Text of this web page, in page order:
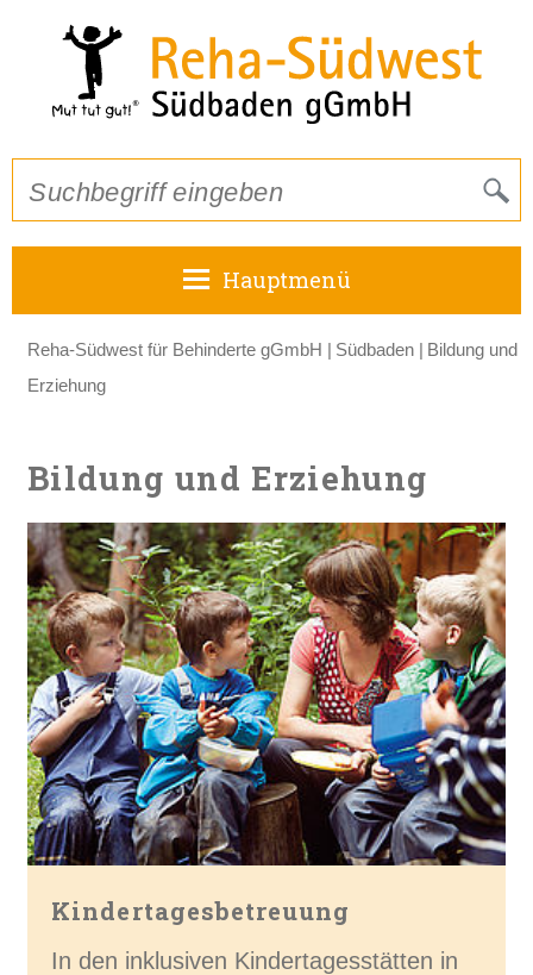
Hauptmenü
Reha-Südwest für Behinderte gGmbH Südbaden
Bildung und
Erziehung
Bildung und Erziehung
Kindertagesbetreuung
In den inklusiven Kindertagesstätten in